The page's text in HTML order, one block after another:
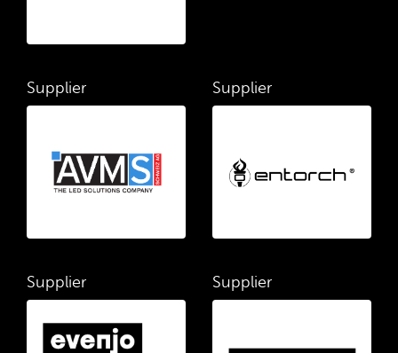
Supplier Supplier
Supplier Supplier